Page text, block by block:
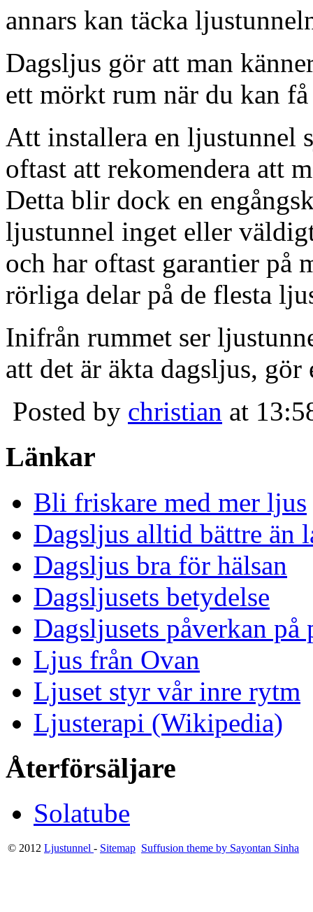
annars kan täcka
Dagsljus gör att man
ett mörkt rum när du kan
Att installera en ljustunnel
oftast att rekomendera att
Detta blir dock en
ljustunnel inget eller
och har oftast garantier på
rörliga delar på de flesta
Inifrån rummet ser
att det är äkta dagsljus,
Posted by christian at
Länkar
Bli friskare med mer ljus
Dagsljus alltid bättre än
Dagsljus bra för hälsan
Dagsljusets betydelse
Dagsljusets påverkan på
Ljus från Ovan
Ljuset styr vår inre rytm
Ljusterapi (Wikipedia)
Återförsäljare
Solatube
© 2012 Ljustunnel - Sitemap Suffusion theme by Sayontan Sinha